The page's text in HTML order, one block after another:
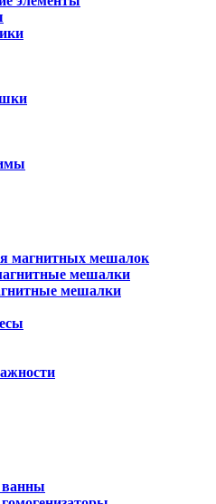
магнитных мешалок
мешалки
мешалки
ванны